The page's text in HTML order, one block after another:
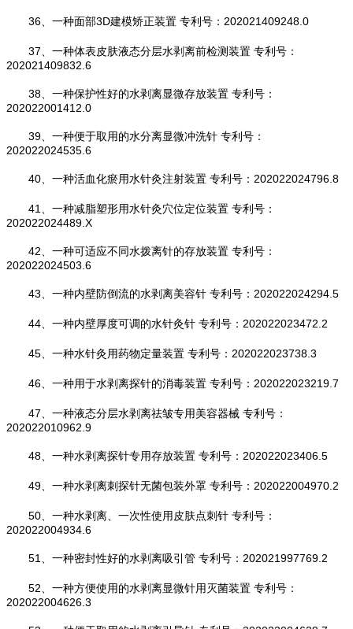
36、一种面部3D建模矫正装置 专利号：202021409248.0
37、一种体表皮肤液态分层水剥离前检测装置 专利号：
202021409832.6
38、一种保护性好的水剥离显微存放装置 专利号：
202022001412.0
39、一种便于取用的水分离显微冲洗针 专利号：
202022024535.6
40、一种活血化瘀用水针灸注射装置 专利号：202022024796.8
41、一种减脂塑形用水针灸穴位定位装置 专利号：
202022024489.X
42、一种可适应不同水拨离针的存放装置 专利号：
202022024503.6
43、一种内壁防倒流的水剥离美容针 专利号：202022024294.5
44、一种内壁厚度可调的水针灸针 专利号：202022023472.2
45、一种水针灸用药物定量装置 专利号：202022023738.3
46、一种用于水剥离探针的消毒装置 专利号：202022023219.7
47、一种液态分层水剥离祛皱专用美容器械 专利号：
202022010962.9
48、一种水剥离探针专用存放装置 专利号：202022023406.5
49、一种水剥离刺探针无菌包装外罩 专利号：202022004970.2
50、一种水剥离、一次性使用皮肤点刺针 专利号：
202022004934.6
51、一种密封性好的水剥离吸引管 专利号：202021997769.2
52、一种方便使用的水剥离显微针用灭菌装置 专利号：
202022004626.3